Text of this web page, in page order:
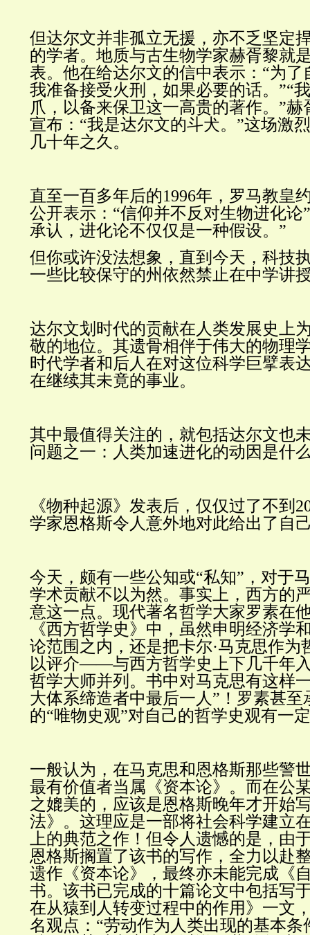
但达尔文并非孤立无援，亦不乏坚定
的学者。地质与古生物学家赫胥黎就
表。他在给达尔文的信中表示：“为了
我准备接受火刑，如果必要的话。”“
爪，以备来保卫这一高贵的著作。”
宣布：“我是达尔文的斗犬。”这场激
几十年之久。
直至一百多年后的1996年，罗马教皇
公开表示：“信仰并不反对生物进化论
承认，进化论不仅仅是一种假设。”
但你或许没法想象，直到今天，科技
一些比较保守的州依然禁止在中学讲
达尔文划时代的贡献在人类发展史上
敬的地位。其遗骨相伴于伟大的物理
时代学者和后人在对这位科学巨擘表
在继续其未竟的事业。
其中最值得关注的，就包括达尔文也
问题之一：人类加速进化的动因是什
《物种起源》发表后，仅仅过了不到
学家恩格斯令人意外地对此给出了自
今天，颇有一些公知或“私知”，对于
学术贡献不以为然。事实上，西方的
意这一点。现代著名哲学大家罗素在
《西方哲学史》中，虽然申明经济学
论范围之内，还是把卡尔·马克思作为
以评介——与西方哲学史上下几千年
哲学大师并列。书中对马克思有这样
大体系缔造者中最后一人”！罗素甚至
的“唯物史观”对自己的哲学史观有一
一般认为，在马克思和恩格斯那些警
最有价值者当属《资本论》。而在公
之媲美的，应该是恩格斯晚年才开始
法》。这理应是一部将社会科学建立
上的典范之作！但令人遗憾的是，由
恩格斯搁置了该书的写作，全力以赴
遗作《资本论》，最终亦未能完成《
书。该书已完成的十篇论文中包括写
在从猿到人转变过程中的作用》一文
名观点：“劳动作为人类出现的基本条